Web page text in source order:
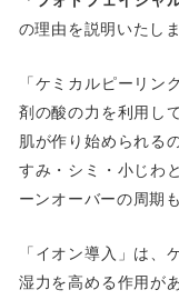
の理由を説明いたし
「ケミカルピーリン
剤の酸の力を利用し
肌が作り始められる
すみ・シミ・小じわ
ーンオーバーの周期
「イオン導入」は、
湿力を高める作用が